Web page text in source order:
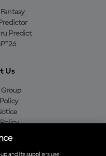
Predict
Us
Group
Policy
and its suppliers use